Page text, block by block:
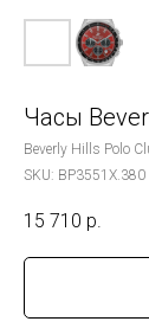
Часы
Beverly Hills Polo
SKU: BP3551X.380
15 710 р.